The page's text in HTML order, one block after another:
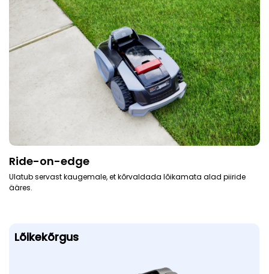
Ride-on-edge
Ulatub servast kaugemale, et kõrvaldada lõikamata alad piiride
ääres.
Lõikekõrgus